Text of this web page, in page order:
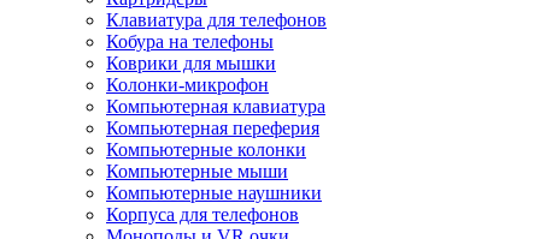
Клавиатура для телефонов
Кобура на телефоны
Коврики для мышки
Колонки-микрофон
Компьютерная клавиатура
Компьютерная переферия
Компьютерные колонки
Компьютерные мыши
Компьютерные наушники
Корпуса для телефонов